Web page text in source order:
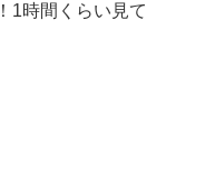
1時間くらい見て